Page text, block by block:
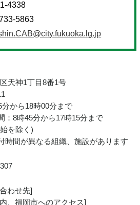
4338
5863
天神1丁目8番1号
から18時00分まで
：8時45分から17時15分まで
を除く)
時間が異なる組織、施設があります
わせ先]
、福岡市へのアクセス]